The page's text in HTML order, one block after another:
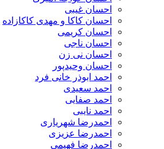
احسان غیبی
احسان کاکا و مهدی کاکازاده
احسان کریمی
احسان ناجی
احسان نی زن
احسان وحیدپور
احمد ابوذر خانی فرد
احمد سعیدی
احمد صفایی
احمد نایبی
احمدرضا شهریاری
احمدرضا عزیزی
احمدرضا فهیمی